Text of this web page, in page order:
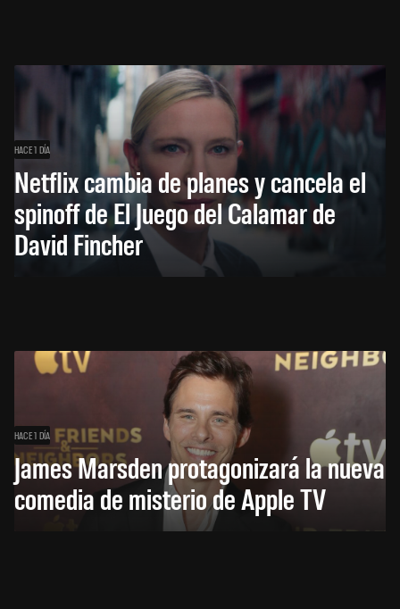
HACE 1 DÍA
Netflix cambia de planes y cancela el
spinoff de El Juego del Calamar de
David Fincher
HACE 1 DÍA
James Marsden protagonizará la nueva
comedia de misterio de Apple TV